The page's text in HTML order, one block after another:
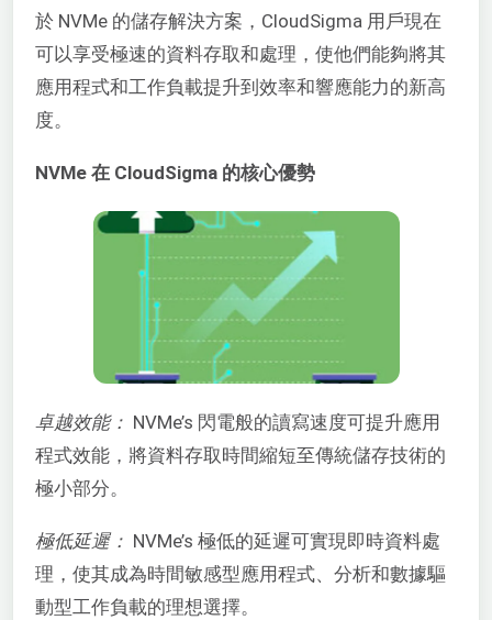
於 NVMe 的儲存解決方案，CloudSigma 用戶現在
可以享受極速的資料存取和處理，使他們能夠將其
應用程式和工作負載提升到效率和響應能力的新高
度。
NVMe 在 CloudSigma 的核心優勢
卓越效能： NVMe’s 閃電般的讀寫速度可提升應用
程式效能，將資料存取時間縮短至傳統儲存技術的
極小部分。
極低延遲： NVMe’s 極低的延遲可實現即時資料處
理，使其成為時間敏感型應用程式、分析和數據驅
動型工作負載的理想選擇。